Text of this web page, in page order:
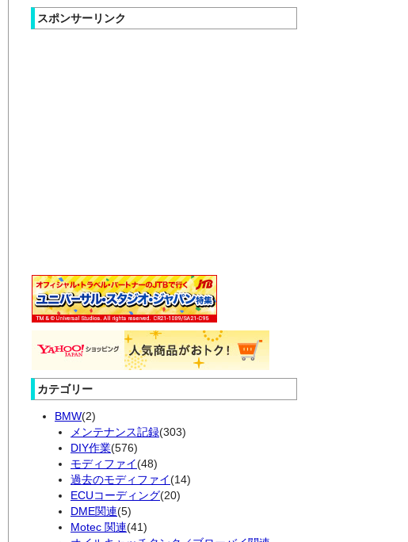
スポンサーリンク
カテゴリー
BMW(2)
メンテナンス記録(303)
DIY作業(576)
モディファイ(48)
過去のモディファイ(14)
ECUコーディング(20)
DME関連(5)
Motec 関連(41)